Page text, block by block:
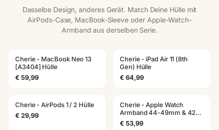
Dasselbe Design, anderes Gerät. Match Deine Hülle mit
AirPods-Case, MacBook-Sleeve oder Apple-Watch-
Armband aus derselben Serie.
MACBOOK
Cherie - MacBook Neo 13
[A3404] Hülle
€ 59,99
IPAD
Cherie - iPad Air 11 (8th
Gen) Hülle
€ 64,99
AIRPODS
Cherie - AirPods 1 / 2 Hülle
€ 29,99
APPLE WATCH
Cherie - Apple Watch
Armband 44-49mm & 42
(Serie 1-3)
€ 53,99